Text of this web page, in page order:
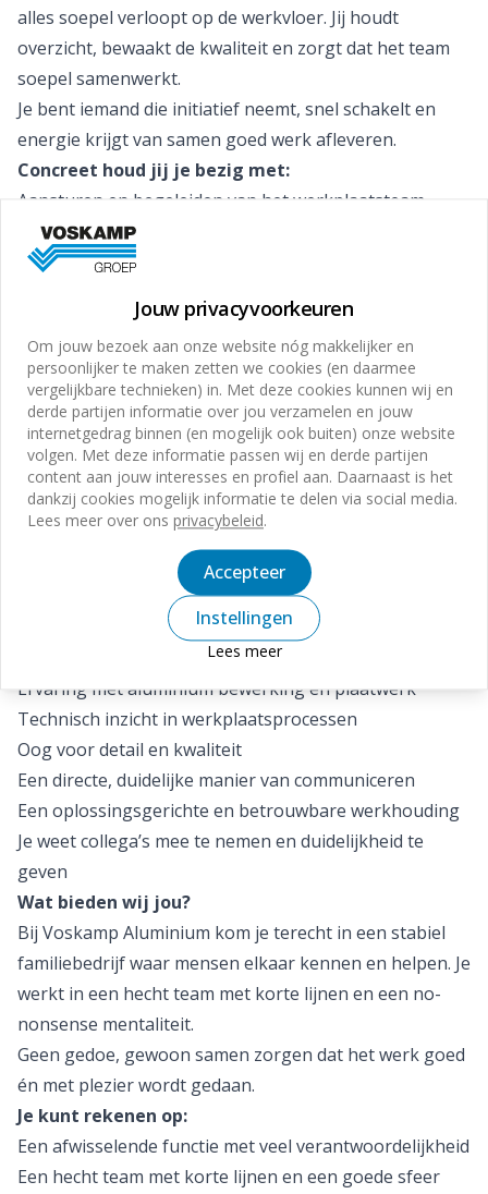
alles soepel verloopt op de werkvloer. Jij houdt
overzicht, bewaakt de kwaliteit en zorgt dat het team
soepel samenwerkt.
Je bent iemand die initiatief neemt, snel schakelt en
energie krijgt van samen goed werk afleveren.
Concreet houd jij je bezig met:
Aansturen en begeleiden van het werkplaatsteam
Actief meewerken in de productie van aluminium
plaatwerk
Bewaken van planning, voortgang en productiviteit
Signaleren van knelpunten en direct schakelen op
oplossingen
Overdragen van vakkennis en begeleiden van collega’s
Afstemmen met werkvoorbereiding en leiding
Wat breng jij mee?
Jij bent praktisch ingesteld, houdt van duidelijkheid en
weet hoe je een team in beweging krijgt. Je hoeft geen
manager op afstand te zijn. We zoeken vooral iemand
die verantwoordelijkheid pakt, vooruit denkt en het
goede voorbeeld geeft.
Daarnaast neem je mee:
Ervaring met aluminium bewerking en plaatwerk
Technisch inzicht in werkplaatsprocessen
Oog voor detail en kwaliteit
Een directe, duidelijke manier van communiceren
Een oplossingsgerichte en betrouwbare werkhouding
Je weet collega’s mee te nemen en duidelijkheid te
geven
Wat bieden wij jou?
Bij Voskamp Aluminium kom je terecht in een stabiel
familiebedrijf waar mensen elkaar kennen en helpen. Je
werkt in een hecht team met korte lijnen en een no-
nonsense mentaliteit.
Geen gedoe, gewoon samen zorgen dat het werk goed
én met plezier wordt gedaan.
Je kunt rekenen op:
Een afwisselende functie met veel verantwoordelijkheid
Een hecht team met korte lijnen en een goede sfeer
Jouw privacyvoorkeuren
Om jouw bezoek aan onze website nóg makkelijker en
persoonlijker te maken zetten we cookies (en daarmee
vergelijkbare technieken) in. Met deze cookies kunnen wij en
derde partijen informatie over jou verzamelen en jouw
internetgedrag binnen (en mogelijk ook buiten) onze website
volgen. Met deze informatie passen wij en derde partijen
content aan jouw interesses en profiel aan. Daarnaast is het
dankzij cookies mogelijk informatie te delen via social media.
Lees meer over ons privacybeleid.
Accepteer
Instellingen
Lees meer